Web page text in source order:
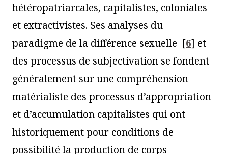
hétéropatriarcales, capitalistes, coloniales
et extractivistes. Ses analyses du
paradigme de la différence sexuelle [6] et
des processus de subjectivation se fondent
généralement sur une compréhension
matérialiste des processus d’appropriation
et d’accumulation capitalistes qui ont
historiquement pour conditions de
possibilité la production de corps